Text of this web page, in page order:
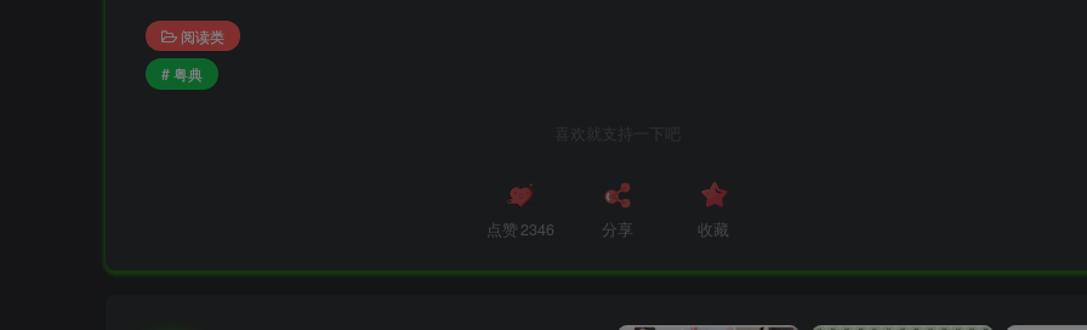
阅读类
# 粤典
喜欢就支持一下吧
点赞2346 分享 收藏